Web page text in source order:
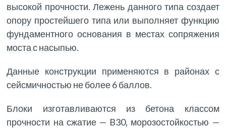
высокой прочности. Лежень данного типа создает
опору простейшего типа или выполняет функцию
фундаментного основания в местах сопряжения
моста с насыпью.
Данные конструкции применяются в районах с
сейсмичностью не более 6 баллов.
Блоки изготавливаются из бетона классом
прочности на сжатие — B30, морозостойкостью —